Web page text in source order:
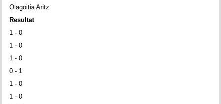
Olagoitia Aritz
Resultat
1 - 0
1 - 0
1 - 0
0 - 1
1 - 0
1 - 0